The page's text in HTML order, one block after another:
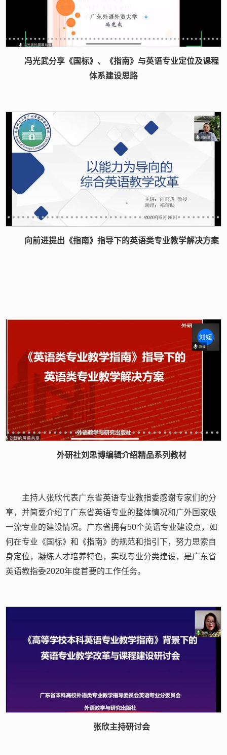
冯光武分享《国标》、《指南》与英语专业定位及课程
体系建设思路
向前进提出《指南》指导下的英语类专业教学解决方案
外研社刘思博编辑介绍精品系列教材
主持人张欣代表广东省英语专业教指委感谢专家们的分
享，并简要介绍了广东省英语专业的整体情况和广外国家级
一流专业的建设情况。广东省拥有50个英语专业建设点，如
何在专业《国标》和《指南》的规范和指引下，努力思索自
身定位，凝练人才培养特色，实现专业分类建设，是广东省
英语教指委2020年度首要的工作任务。
张欣主持研讨会